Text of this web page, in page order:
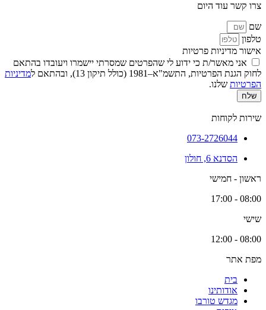
צרו קשר עוד היום
שם
טלפון
אישור מדיניות פרטיות
אני מאשר/ת כי ידוע לי שהפרטים שמסרתי יישמרו ויעובדו בהתאם
לחוק הגנת הפרטיות, התשמ"א–1981 (כולל תיקון 13), ובהתאם ל
מדיניות
הפרטיות שלנו.
שלח
שירות לקוחות
073-2726044
הסדנא 6, חולון
ראשון - חמישי
08:00 - 17:00
שישי
08:00 - 12:00
מפת אתר
בית
אודותינו
מגדש טורבו